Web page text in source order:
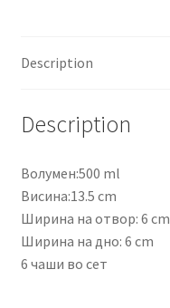
Description
Description
Волумен:500 ml
Висина:13.5 cm
Ширина на отвор: 6 cm
Ширина на дно: 6 cm
6 чаши во сет